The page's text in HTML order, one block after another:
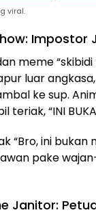
viral.
Impostor
meme
luar
ke sup.
“INI
ini bukan
pake
Janitor: